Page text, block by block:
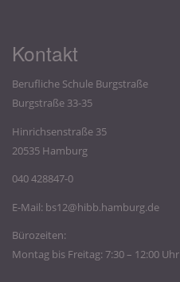
Kontakt
Berufliche Schule Burgstraße
Burgstraße 33-35
Hinrichsenstraße 35
20535 Hamburg
040 428847-0
E-Mail: bs12@hibb.hamburg.de
Bürozeiten:
Montag bis Freitag: 7:30 – 12:00 Uhr